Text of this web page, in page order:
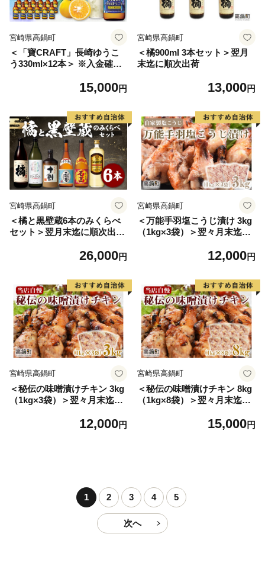
宮崎県高鍋町
＜「寶CRAFT」長崎ゆうこ
う330ml×12本＞ ※入金確認
す。 焼酎 お酒 セット15,000円
宮崎県高鍋町
＜橘900ml 3本セット＞翌月
末迄に順次出荷
13,000円
宮崎県高鍋町
＜橘と黒壁蔵6本のみくらべ
セット＞翌月末迄に順次出荷
26,000円
宮崎県高鍋町
＜万能手羽塩こうじ漬け 3kg
（1kg×3袋）＞翌々月末迄に
12,000円
宮崎県高鍋町
＜秘伝の味噌漬けチキン 3kg
（1kg×3袋）＞翌々月末迄に
12,000円
宮崎県高鍋町
＜秘伝の味噌漬けチキン 8kg
（1kg×8袋）＞翌々月末迄に
15,000円
1 2 3 4 5
次へ